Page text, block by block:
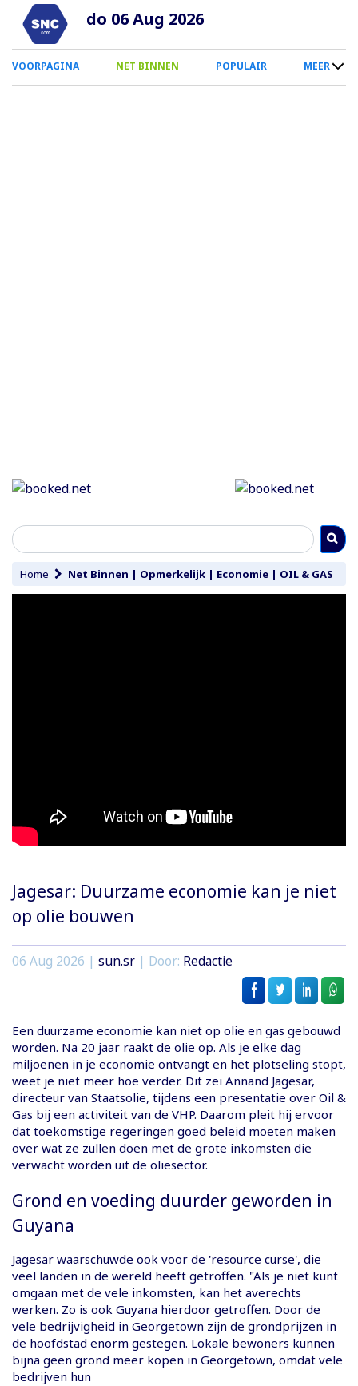
Overslaan
naar
inhoud
do 06 Aug 2026
0
Smartphone
VOORPAGINA NET BINNEN POPULAIR MEER
Home Net Binnen | Opmerkelijk | Economie | OIL & GAS
Jagesar: Duurzame economie kan je niet
op olie bouwen
06 Aug 2026 | sun.sr | Door: Redactie
Een duurzame economie kan niet op olie en gas gebouwd
worden. Na 20 jaar raakt de olie op. Als je elke dag
miljoenen in je economie ontvangt en het plotseling stopt,
weet je niet meer hoe verder. Dit zei Annand Jagesar,
directeur van Staatsolie, tijdens een presentatie over Oil &
Gas bij een activiteit van de VHP. Daarom pleit hij ervoor
dat toekomstige regeringen goed beleid moeten maken
over wat ze zullen doen met de grote inkomsten die
verwacht worden uit de oliesector.
Grond en voeding duurder geworden in
Guyana
Jagesar waarschuwde ook voor de 'resource curse', die
veel landen in de wereld heeft getroffen. "Als je niet kunt
omgaan met de vele inkomsten, kan het averechts
werken. Zo is ook Guyana hierdoor getroffen. Door de
vele bedrijvigheid in Georgetown zijn de grondprijzen in
de hoofdstad enorm gestegen. Lokale bewoners kunnen
bijna geen grond meer kopen in Georgetown, omdat vele
bedrijven hun